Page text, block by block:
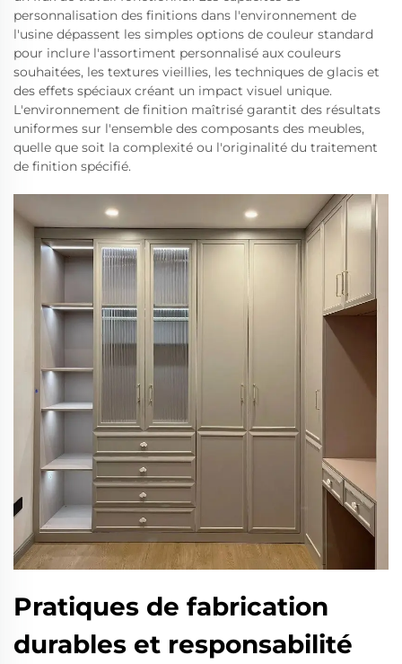
personnalisation des finitions dans l'environnement de
l'usine dépassent les simples options de couleur standard
pour inclure l'assortiment personnalisé aux couleurs
souhaitées, les textures vieillies, les techniques de glacis et
des effets spéciaux créant un impact visuel unique.
L'environnement de finition maîtrisé garantit des résultats
uniformes sur l'ensemble des composants des meubles,
quelle que soit la complexité ou l'originalité du traitement
de finition spécifié.
Pratiques de fabrication
durables et responsabilité